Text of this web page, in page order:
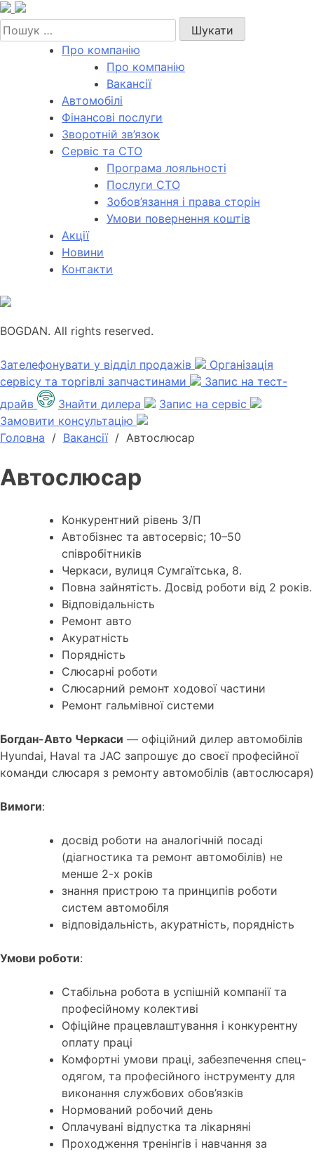
Skip
to
content
Пошук:
Про компанію
Про компанію
Вакансії
Автомобілі
Фінансові послуги
Зворотній зв’язок
Cервіс та СТО
Програма лояльності
Послуги СТО
Зобов’язання і права сторін
Умови повернення коштів
Акції
Новини
Контакти
BOGDAN. All rights reserved.
Зателефонувати у відділ продажів
Організація
сервісу та торгівлі запчастинами
Запис на тест-
драйв
Знайти дилера
Запис на сервіс
Замовити консультацію
Головна / Вакансії/ Автослюсар
Автослюсар
Конкурентний рівень З/П
Автобізнес та автосервіс; 10–50
співробітників
Черкаси, вулиця Сумгаїтська, 8.
Повна зайнятість. Досвід роботи від 2 років.
Відповідальність
Ремонт авто
Акуратність
Порядність
Слюсарні роботи
Слюсарний ремонт ходової частини
Ремонт гальмівної системи
Богдан-Авто Черкаси — офіційний дилер автомобілів
Hyundai, Haval та JAC запрошує до своєї професійної
команди слюсаря з ремонту автомобілів (автослюсаря)
Вимоги:
досвід роботи на аналогічній посаді
(діагностика та ремонт автомобілів) не
менше 2-х років
знання пристрою та принципів роботи
систем автомобіля
відповідальність, акуратність, порядність
Умови роботи:
Стабільна робота в успішній компанії та
професійному колективі
Офіційне працевлаштування і конкурентну
оплату праці
Комфортні умови праці, забезпечення спец-
одягом, та професійного інструменту для
виконання службових обов’язків
Нормований робочий день
Оплачувані відпустка та лікарняні
Проходження тренінгів і навчання за